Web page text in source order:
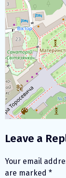
Leave a
Your email
are marked *